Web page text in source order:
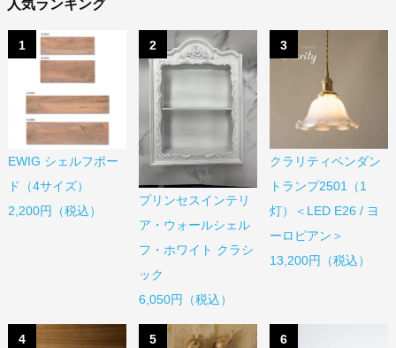
1
EWIG シェルフボー
ド（4サイズ）
2,200円（税込）
2
プリンセスインテリ
ア・ウォールシェル
フ・ホワイト クラシ
ック
6,050円（税込）
3
クラリティペンダン
トランプ2501（1
灯）＜LED E26 / ヨ
ーロピアン＞
13,200円（税込）
4 5 6